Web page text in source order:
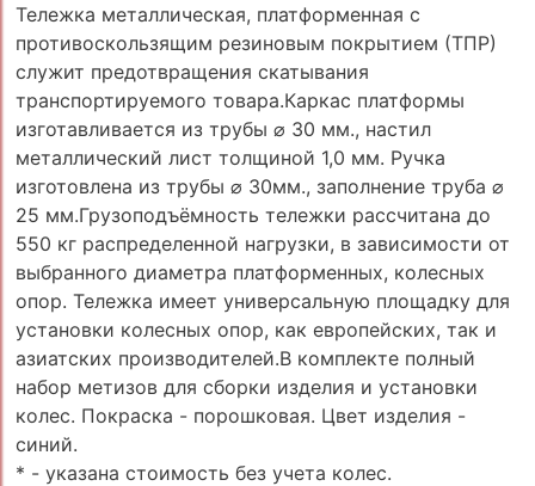
Тележка металлическая, платформенная с
противоскользящим резиновым покрытием (ТПР)
служит предотвращения скатывания
транспортируемого товара.Каркас платформы
изготавливается из трубы ⌀ 30 мм., настил
металлический лист толщиной 1,0 мм. Ручка
изготовлена из трубы ⌀ 30мм., заполнение труба ⌀
25 мм.Грузоподъёмность тележки рассчитана до
550 кг распределенной нагрузки, в зависимости от
выбранного диаметра платформенных, колесных
опор. Тележка имеет универсальную площадку для
установки колесных опор, как европейских, так и
азиатских производителей.В комплекте полный
набор метизов для сборки изделия и установки
колес. Покраска - порошковая. Цвет изделия -
синий.
* - указана стоимость без учета колес.